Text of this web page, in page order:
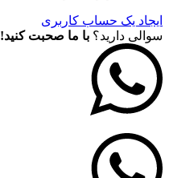
ایجاد یک حساب کاربری
سوالی دارید؟ با ما صحبت کنید!